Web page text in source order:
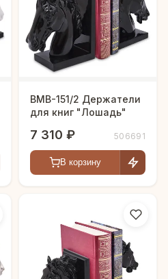
BMB-151/2 Держатели
для книг "Лошадь"
7 310 ₽ 506691
В корзину